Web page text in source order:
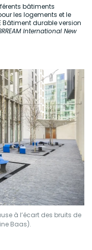
bâtiments
les logements et le
Bâtiment durable version
International New
à l’écart des bruits de
Baas).